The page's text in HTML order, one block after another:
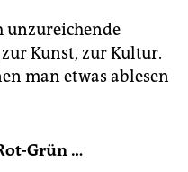
unzureichende
Kunst, zur Kultur.
man etwas ablesen
Grün …